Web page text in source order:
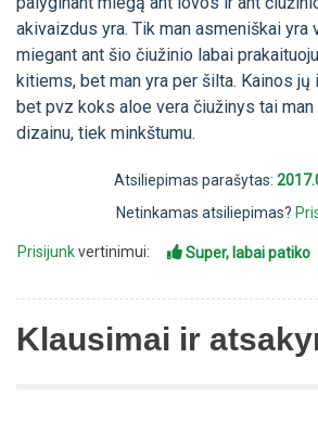
akivaizdus yra. Tik man asmeniškai yra
miegant ant šio čiužinio labai
kitiems, bet man yra per šilta. Kainos
bet pvz koks aloe vera čiužinys tai
dizainu, tiek minkštumu.
Atsiliepimas parašytas:
Netinkamas atsiliepimas?
Prisijunkvertinimui: Super, labai patiko
Klausimai ir